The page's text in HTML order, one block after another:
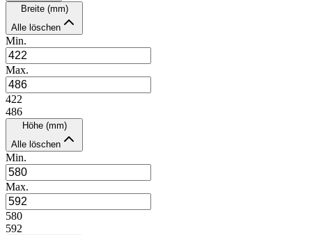
Breite (mm)
Alle löschen
Min.
Max.
422
486
Höhe (mm)
Alle löschen
Min.
Max.
580
592